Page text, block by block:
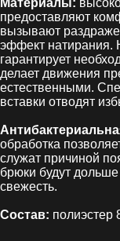
Материалы:
предоставляют
вызывают
эффект натирания.
гарантирует
делает движения
естественными.
вставки отводят
обработка
служат причиной
брюки будут
свежесть.
Состав: полиэстер